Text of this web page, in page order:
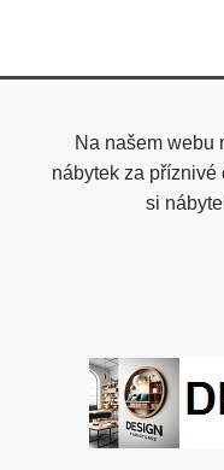
Na našem webu
nábytek za příznivé
si